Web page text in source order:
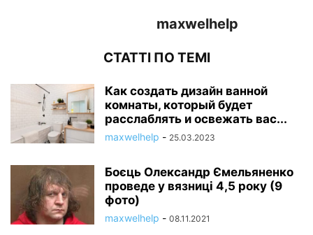
maxwelhelp
СТАТТІ ПО ТЕМІ
Как создать дизайн ванной
комнаты, который будет
расслаблять и освежать вас...
maxwelhelp - 25.03.2023
Боєць Олександр Ємельяненко
проведе у вязниці 4,5 року (9
фото)
maxwelhelp - 08.11.2021